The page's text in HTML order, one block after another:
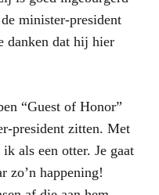
minister-president
danken dat hij hier
“Guest of Honor”
president zitten. Met
als een otter. Je gaat
zo’n happening!